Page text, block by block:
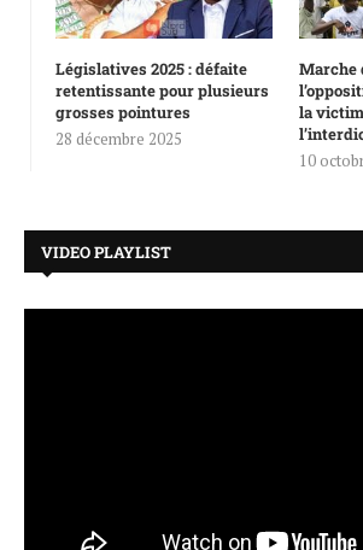
Législatives 2025 : défaite
retentissante pour plusieurs
grosses pointures
28 décembre 2025
Marche
la
10
VIDEO PLAYLIST